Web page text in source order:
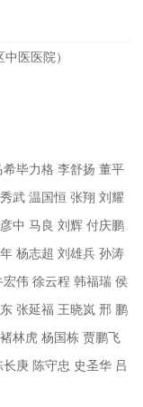
医医院）
毕力格 李舒扬 董平
武 温国恒 张翔 刘耀
中 马良 刘辉 付庆鹏
杨志超 刘雄兵 孙涛
伟 徐云程 韩福瑞 侯
张延福 王晓岚 邢 鹏
林虎 杨国栋 贾鹏飞
庚 陈守忠 史圣华 吕